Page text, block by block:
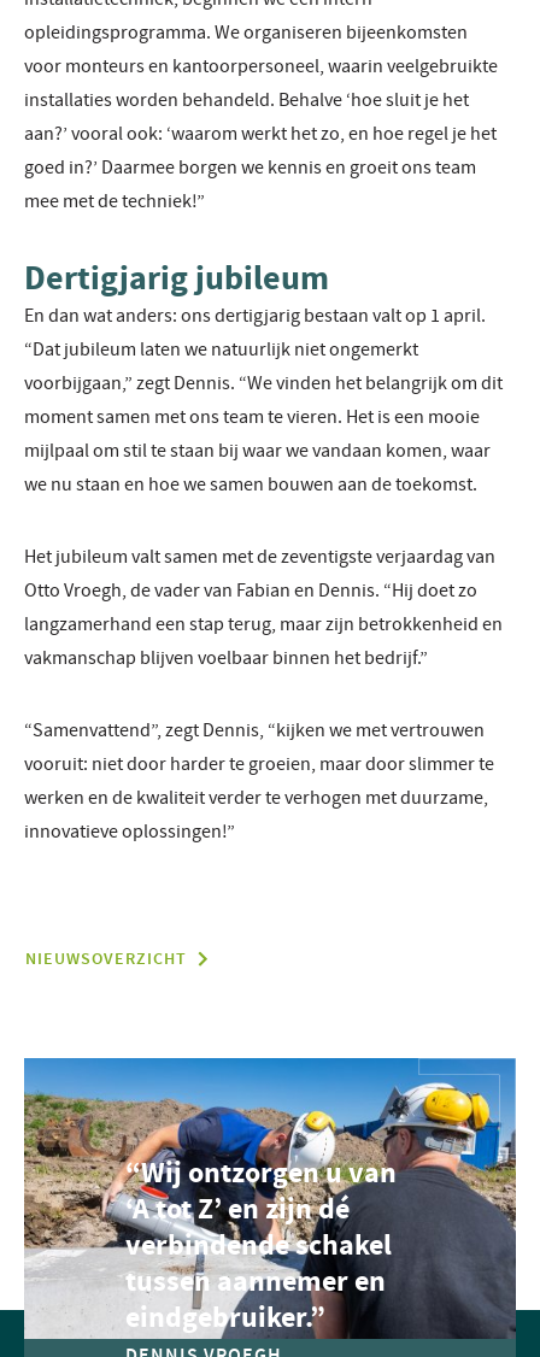
opleidingsprogramma. We organiseren bijeenkomsten
voor monteurs en kantoorpersoneel, waarin veelgebruikte
installaties worden behandeld. Behalve ‘hoe sluit je het
aan?’ vooral ook: ‘waarom werkt het zo, en hoe regel je het
goed in?’ Daarmee borgen we kennis en groeit ons team
mee met de techniek!”
Dertigjarig jubileum
En dan wat anders: ons dertigjarig bestaan valt op 1 april.
“Dat jubileum laten we natuurlijk niet ongemerkt
voorbijgaan,” zegt Dennis. “We vinden het belangrijk om dit
moment samen met ons team te vieren. Het is een mooie
mijlpaal om stil te staan bij waar we vandaan komen, waar
we nu staan en hoe we samen bouwen aan de toekomst.
Het jubileum valt samen met de zeventigste verjaardag van
Otto Vroegh, de vader van Fabian en Dennis. “Hij doet zo
langzamerhand een stap terug, maar zijn betrokkenheid en
vakmanschap blijven voelbaar binnen het bedrijf.”
“Samenvattend”, zegt Dennis, “kijken we met vertrouwen
vooruit: niet door harder te groeien, maar door slimmer te
werken en de kwaliteit verder te verhogen met duurzame,
innovatieve oplossingen!”
NIEUWSOVERZICHT
“Wij ontzorgen u van
‘A tot Z’ en zijn dé
verbindende schakel
tussen aannemer en
eindgebruiker.”